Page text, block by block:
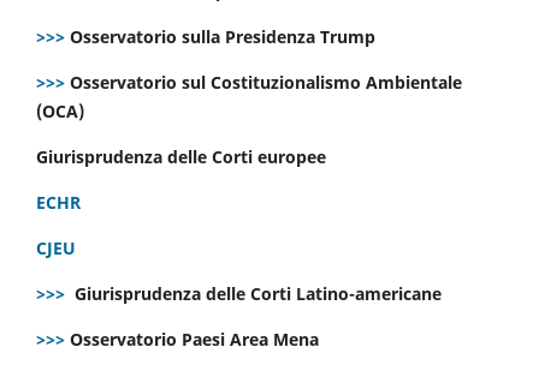
>>> Osservatorio sulla Presidenza Trump
>>> Osservatorio sul Costituzionalismo Ambientale
(OCA)
Giurisprudenza delle Corti europee
ECHR
CJEU
>>> Giurisprudenza delle Corti Latino-americane
>>> Osservatorio Paesi Area Mena